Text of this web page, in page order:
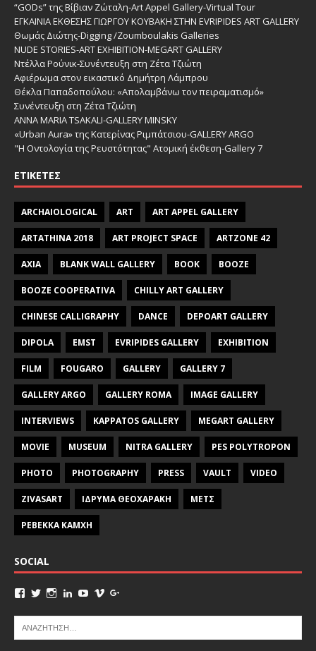
“GODs” της Βίβιαν Ζώταλη-Art Appel Gallery-Virtual Tour
ΕΓΚΑΙΝΙΑ ΕΚΘΕΣΗΣ ΓΙΩΡΓΟΥ ΚΟΥΒΑΚΗ ΣΤΗΝ EVRIPIDES ART GALLERY
Θωμάς Διώτης-Digging /Zoumboulakis Galleries
NUDE STORIES-ΑRT EXHIBITION-MEGART GALLERY
Ντέλλα Ρούνικ-Συνέντευξη στη Ζέτα Τζιώτη
Αφιέρωμα στον εικαστικό Δημήτρη Λάμπρου
Θέκλα Παπαδοπούλου: «Απολαμβάνω τον πειραματισμό»
Συνέντευξη στη Ζέτα Τζιώτη
ANNA MARIA TSAKALI-GALLERY MINSKY
«Urban Aura» της Κατερίνας Ριμπάτσιου-GALLERY ARGO
"Η Οντολογία της Ρευστότητας" Ατομική έκθεση-Gallery 7
ΕΤΙΚΈΤΕΣ
ARCHAIOLOGICAL ART ART APPEL GALLERY
ARTATHINA 2018 ART PROJECT SPACE ARTZONE 42
AXIA BLANK WALL GALLERY BOOK BOOZE
BOOZE COOPERATIVA CHILLY ART GALLERY
CHINESE CALLIGRAPHY DANCE DEPOART GALLERY
DIPOLA EMST EVRIPIDES GALLERY EXHIBITION
FILM FOUGARO GALLERY GALLERY 7
GALLERY ARGO GALLERY ROMA IMAGE GALLERY
INTERVIEWS KAPPATOS GALLERY MEGART GALLERY
MOVIE MUSEUM NITRA GALLERY PES POLYTROPON
PHOTO PHOTOGRAPHY PRESS VAULT VIDEO
ZIVASART ΙΔΡΥΜΑ ΘΕΟΧΑΡΑΚΗ ΜΕΤΣ
ΡΕΒΕΚΚΑ ΚΑΜΧΗ
SOCIAL